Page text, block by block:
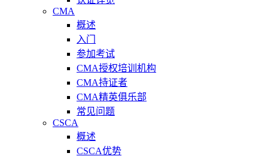
CMA
概述
入门
参加考试
CMA授权培训机构
CMA持证者
CMA精英俱乐部
常见问题
CSCA
概述
CSCA优势